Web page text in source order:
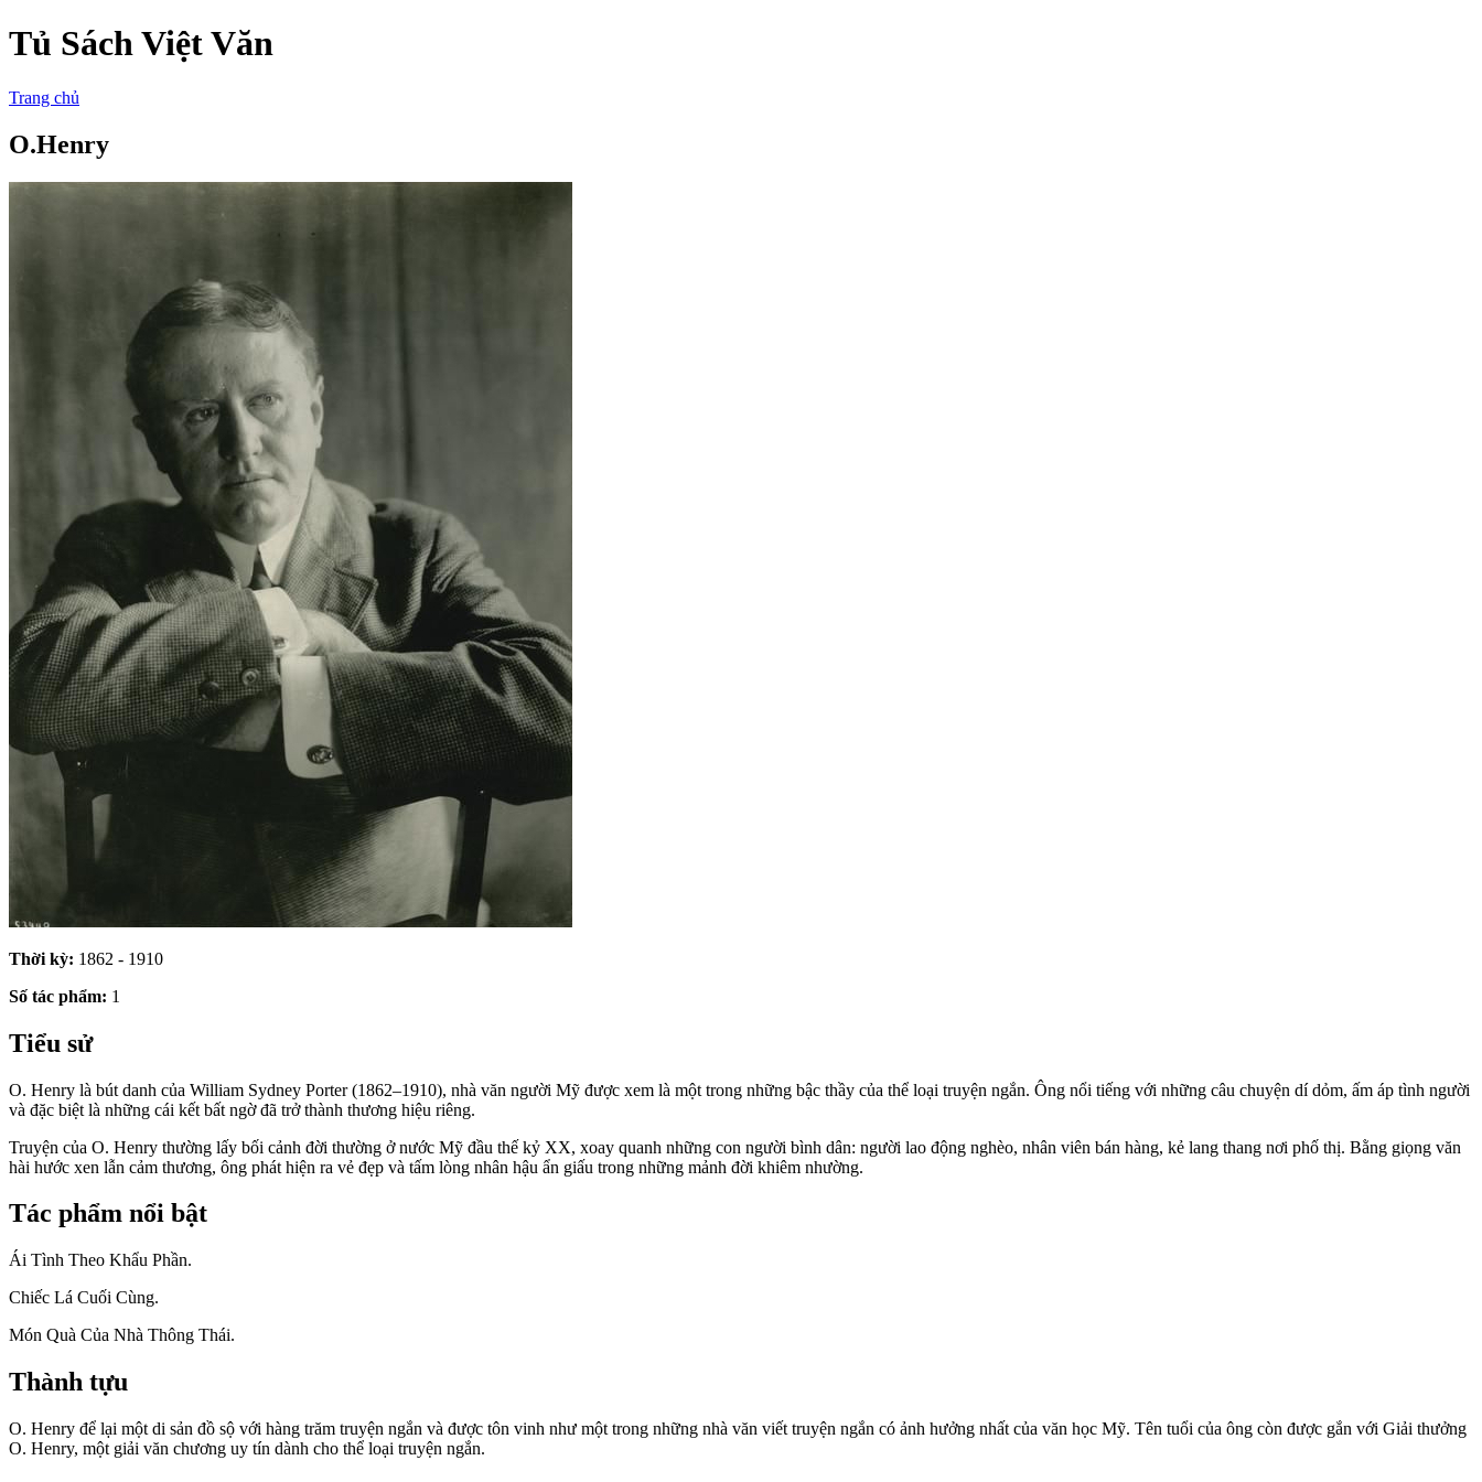
Tủ Sách Việt Văn
Trang chủ
O.Henry
Thời kỳ: 1862 - 1910
Số tác phẩm: 1
Tiểu sử
O. Henry là bút danh của William Sydney Porter (1862–1910), nhà văn người Mỹ được xem là một trong những bậc thầy của thể loại truyện ngắn. Ông nổi tiếng với những câu chuyện dí dỏm, ấm áp tình người
và đặc biệt là những cái kết bất ngờ đã trở thành thương hiệu riêng.
Truyện của O. Henry thường lấy bối cảnh đời thường ở nước Mỹ đầu thế kỷ XX, xoay quanh những con người bình dân: người lao động nghèo, nhân viên bán hàng, kẻ lang thang nơi phố thị. Bằng giọng văn
hài hước xen lẫn cảm thương, ông phát hiện ra vẻ đẹp và tấm lòng nhân hậu ẩn giấu trong những mảnh đời khiêm nhường.
Tác phẩm nổi bật
Ái Tình Theo Khẩu Phần.
Chiếc Lá Cuối Cùng.
Món Quà Của Nhà Thông Thái.
Thành tựu
O. Henry để lại một di sản đồ sộ với hàng trăm truyện ngắn và được tôn vinh như một trong những nhà văn viết truyện ngắn có ảnh hưởng nhất của văn học Mỹ. Tên tuổi của ông còn được gắn với Giải thưởng
O. Henry, một giải văn chương uy tín dành cho thể loại truyện ngắn.